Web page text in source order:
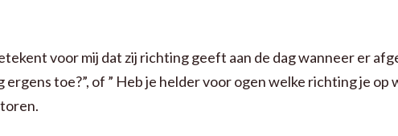
voor mij dat zij richting geeft aan de dag wanneer er
toe?”, of ” Heb je helder voor ogen welke richting je op